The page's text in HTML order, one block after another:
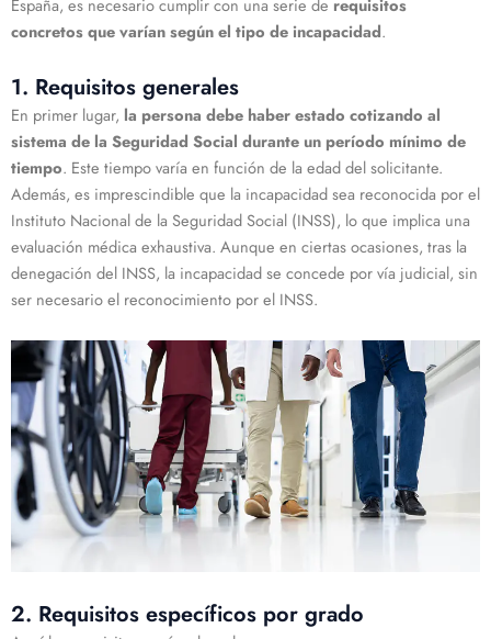
España, es necesario cumplir con una serie de requisitos
concretos que varían según el tipo de incapacidad.
1. Requisitos generales
En primer lugar, la persona debe haber estado cotizando al
sistema de la Seguridad Social durante un período mínimo de
tiempo. Este tiempo varía en función de la edad del solicitante.
Además, es imprescindible que la incapacidad sea reconocida por el
Instituto Nacional de la Seguridad Social (INSS), lo que implica una
evaluación médica exhaustiva. Aunque en ciertas ocasiones, tras la
denegación del INSS, la incapacidad se concede por vía judicial, sin
ser necesario el reconocimiento por el INSS.
2. Requisitos específicos por grado